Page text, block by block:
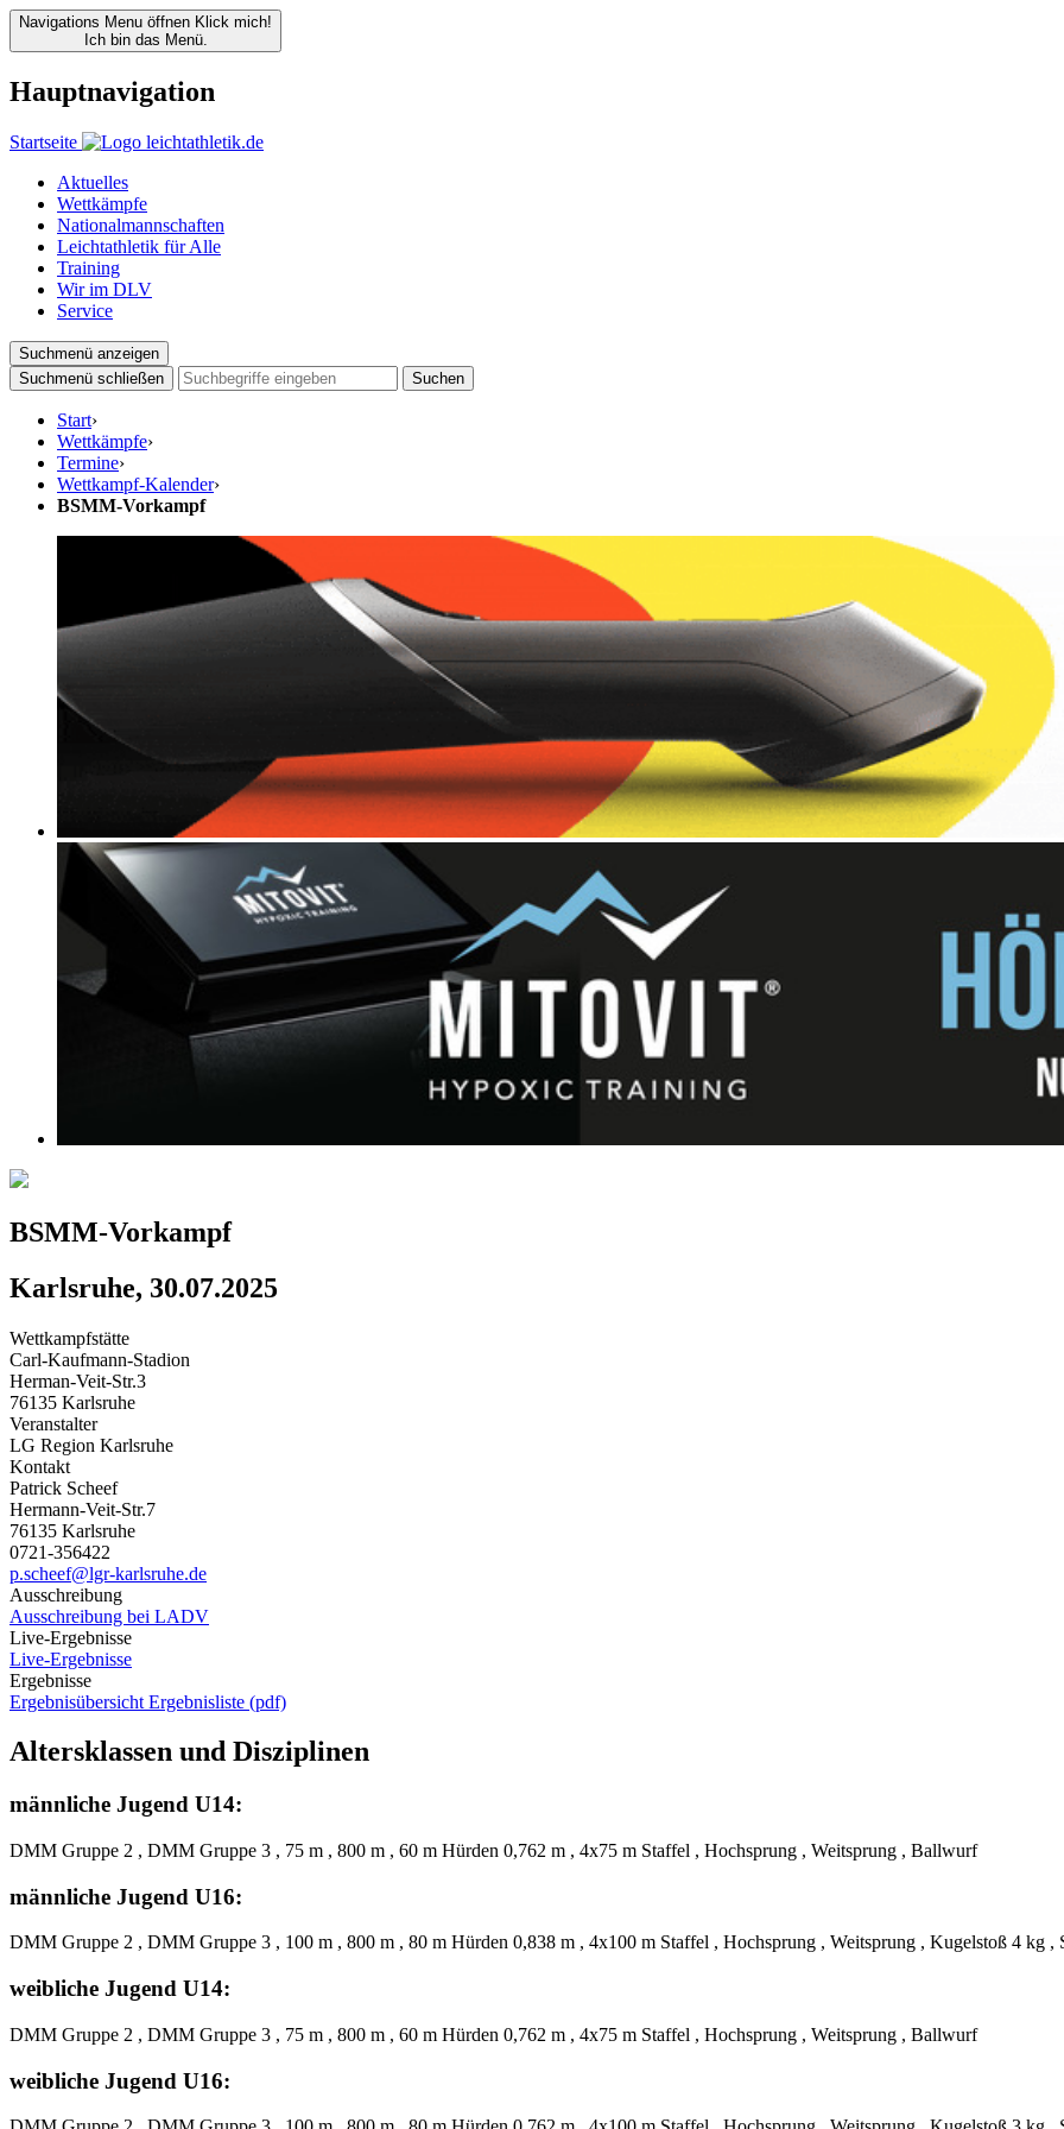
Navigations Menu öffnen Klick mich!
Ich bin das Menü.
Hauptnavigation
Startseite
Aktuelles
Wettkämpfe
Nationalmannschaften
Leichtathletik für Alle
Training
Wir im DLV
Service
Suchmenü anzeigen
Suchmenü schließen
Suchen
Start›
Wettkämpfe›
Termine›
Wettkampf-Kalender›
BSMM-Vorkampf
BSMM-Vorkampf
Karlsruhe, 30.07.2025
Wettkampfstätte
Carl-Kaufmann-Stadion
Herman-Veit-Str.3
76135 Karlsruhe
Veranstalter
LG Region Karlsruhe
Kontakt
Patrick Scheef
Hermann-Veit-Str.7
76135 Karlsruhe
0721-356422
p.scheef@lgr-karlsruhe.de
Ausschreibung
Ausschreibung bei LADV
Live-Ergebnisse
Live-Ergebnisse
Ergebnisse
Ergebnisübersicht Ergebnisliste (pdf)
Altersklassen und Disziplinen
männliche Jugend U14:
DMM Gruppe 2 , DMM Gruppe 3 , 75 m , 800 m , 60 m Hürden 0,762 m , 4x75 m Staffel , Hochsprung , Weitsprung , Ballwurf
männliche Jugend U16:
DMM Gruppe 2 , DMM Gruppe 3 , 100 m , 800 m , 80 m Hürden 0,838 m , 4x100 m Staffel , Hochsprung , Weitsprung , Kugelstoß 4 kg ,
weibliche Jugend U14:
DMM Gruppe 2 , DMM Gruppe 3 , 75 m , 800 m , 60 m Hürden 0,762 m , 4x75 m Staffel , Hochsprung , Weitsprung , Ballwurf
weibliche Jugend U16: